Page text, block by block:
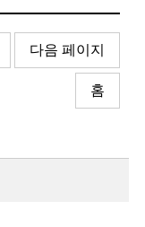
다음 페이지
홈